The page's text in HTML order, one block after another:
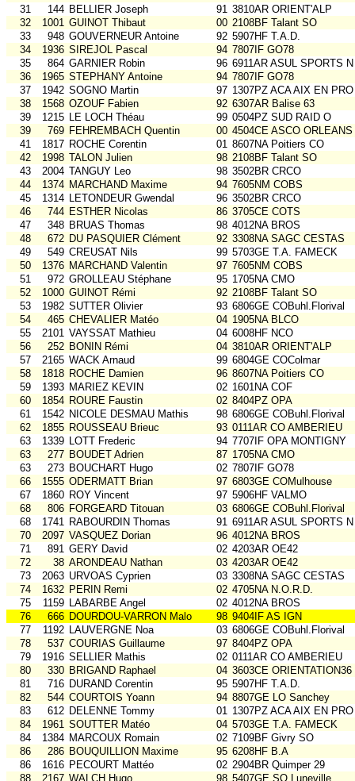
31
144 BELLIER Joseph 91 3810AR ORIENT'ALP
32
1001 GUINOT Thibaut 00 2108BF Talant SO
33
948 GOUVERNEUR Antoine 92 5907HF T.A.D.
34
1936 SIREJOL Pascal 94 7807IF GO78
35
864 GARNIER Robin 96 6911AR ASUL SPORTS
36
1965 STEPHANY Antoine 94 7807IF GO78
37
1942 SOGNO Martin 97 1307PZ ACA AIX EN
38
1568 OZOUF Fabien 92 6307AR Balise 63
39
1215 LE LOCH Théau 99 0504PZ SUD RAID O
39
769 FEHREMBACH Quentin 00 4504CE ASCO ORLEANS
41
1817 ROCHE Corentin 01 8607NA Poitiers CO
42
1998 TALON Julien 98 2108BF Talant SO
43
2004 TANGUY Leo 98 3502BR CRCO
44
1374 MARCHAND Maxime 94 7605NM COBS
45
1314 LETONDEUR Gwendal 96 3502BR CRCO
46
744 ESTHER Nicolas 86 3705CE COTS
47
348 BRUAS Thomas 98 4012NA BROS
48
672 DU PASQUIER Clément 92 3308NA SAGC CESTAS
49
549 CREUSAT Nils 99 5703GE T.A. FAMECK
50
1376 MARCHAND Valentin 97 7605NM COBS
51
972 GROLLEAU Stéphane 95 1705NA CMO
52
1000 GUINOT Rémi 92 2108BF Talant SO
53
1982 SUTTER Olivier 93 6806GE COBuhl.Florival
54
465 CHEVALIER Matéo 04 1905NA BLCO
55
2101 VAYSSAT Mathieu 04 6008HF NCO
56
252 BONIN Rémi 04 3810AR ORIENT'ALP
57
2165 WACK Arnaud 99 6804GE COColmar
58
1818 ROCHE Damien 96 8607NA Poitiers CO
59
1393 MARIEZ KEVIN 02 1601NA COF
60
1854 ROURE Faustin 02 8404PZ OPA
61
1542 NICOLE DESMAU Mathis 98 6806GE COBuhl.Florival
62
1855 ROUSSEAU Brieuc 93 0111AR CO AMBERIEU
63
1339 LOTT Frederic 94 7707IF OPA MONTIGNY
63
277 BOUDET Adrien 87 1705NA CMO
63
273 BOUCHART Hugo 02 7807IF GO78
66
1555 ODERMATT Brian 97 6803GE COMulhouse
67
1860 ROY Vincent 97 5906HF VALMO
68
806 FORGEARD Titouan 03 6806GE COBuhl.Florival
68
1741 RABOURDIN Thomas 91 6911AR ASUL SPORTS
70
2097 VASQUEZ Dorian 96 4012NA BROS
71
891 GERY David 02 4203AR OE42
72
38 ARONDEAU Nathan 03 4203AR OE42
73
2063 URVOAS Cyprien 03 3308NA SAGC CESTAS
74
1632 PERIN Remi 02 4705NA N.O.R.D.
75
1159 LABARBE Angel 02 4012NA BROS
76
666 DOURDOU-VARRON Malo 98 9404IF AS IGN
77
1192 LAUVERGNE Noa 03 6806GE COBuhl.Florival
78
537 COURIAS Guillaume 97 8404PZ OPA
79
1916 SELLIER Mathis 02 0111AR CO AMBERIEU
80
330 BRIGAND Raphael 04 3603CE ORIENTATION36
81
716 DURAND Corentin 95 5907HF T.A.D.
82
544 COURTOIS Yoann 94 8807GE LO Sanchey
83
612 DELENNE Tommy 01 1307PZ ACA AIX EN
84
1961 SOUTTER Matéo 04 5703GE T.A. FAMECK
84
1384 MARCOUX Romain 02 7109BF Givry SO
86
286 BOUQUILLION Maxime 95 6208HF B.A
86
1616 PECOURT Mattéo 02 2904BR Quimper 29
88
2167 WALCH Hugo 98 5407GE SO Luneville